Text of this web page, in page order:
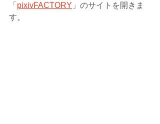
「 pixivFACTORY 」のサイトを開きま
す。